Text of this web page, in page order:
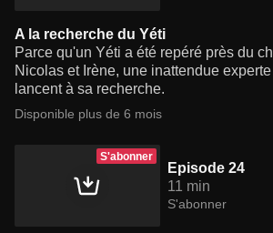
A la recherche du Yéti
Parce qu'un Yéti a été repéré près du
Nicolas et Irène, une inattendue
lancent à sa recherche.
Disponible plus de 6 mois
S'abonner
Episode 24
11 min
S'abonner